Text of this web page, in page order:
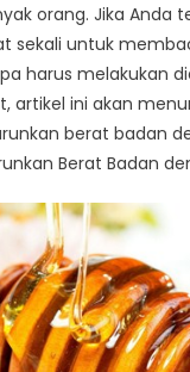
orang. Jika Anda
sekali untuk
harus melakukan
artikel ini akan
berat badan
Berat Badan